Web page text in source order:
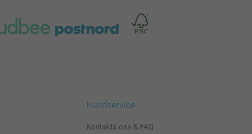
Kundservice
Kontakta oss & FAQ